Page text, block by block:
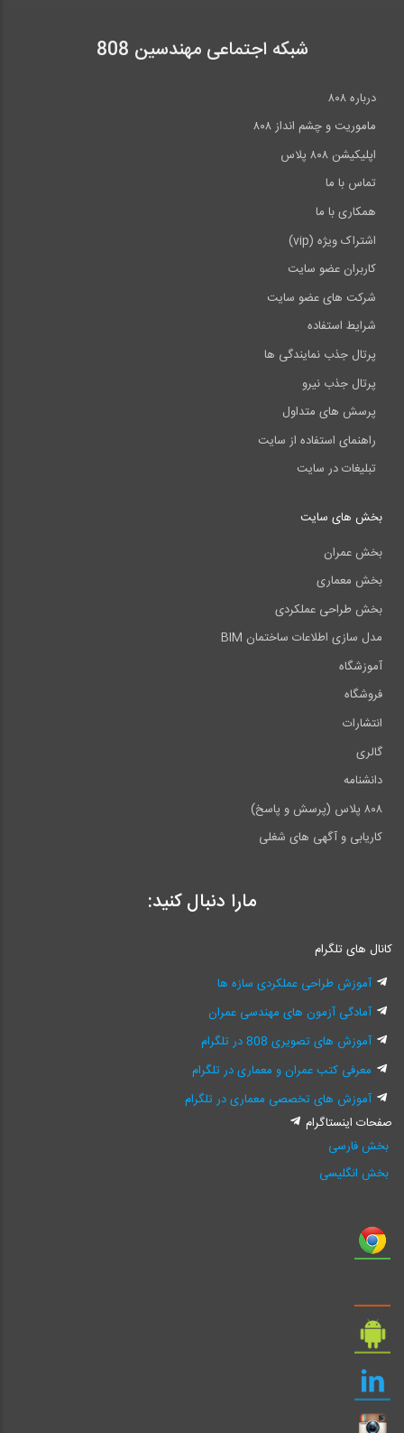
شبکه اجتماعی مهندسین 808
درباره ۸۰۸
ماموریت و چشم انداز ۸۰۸
اپلیکیشن ۸۰۸ پلاس
تماس با ما
همکاری با ما
اشتراک ویژه (vip)
کاربران عضو سایت
شرکت های عضو سایت
شرایط استفاده
پرتال جذب نمایندگی ها
پرتال جذب نیرو
پرسش های متداول
راهنمای استفاده از سایت
تبلیغات در سایت
بخش های سایت
بخش عمران
بخش معماری
بخش طراحی عملکردی
مدل سازی اطلاعات ساختمان BIM
آموزشگاه
فروشگاه
انتشارات
گالری
دانشنامه
۸۰۸ پلاس (پرسش و پاسخ)
کاریابی و آگهی های شغلی
مارا دنبال کنید:
کانال های تلگرام
آموزش طراحی عملکردی سازه ها
آمادگی آزمون های مهندسی عمران
آموزش های تصویری 808 در تلگرام
معرفی کتب عمران و معماری در تلگرام
آموزش های تخصصی معماری در تلگرام
صفحات اینستاگرام
بخش فارسی
بخش انگلیسی